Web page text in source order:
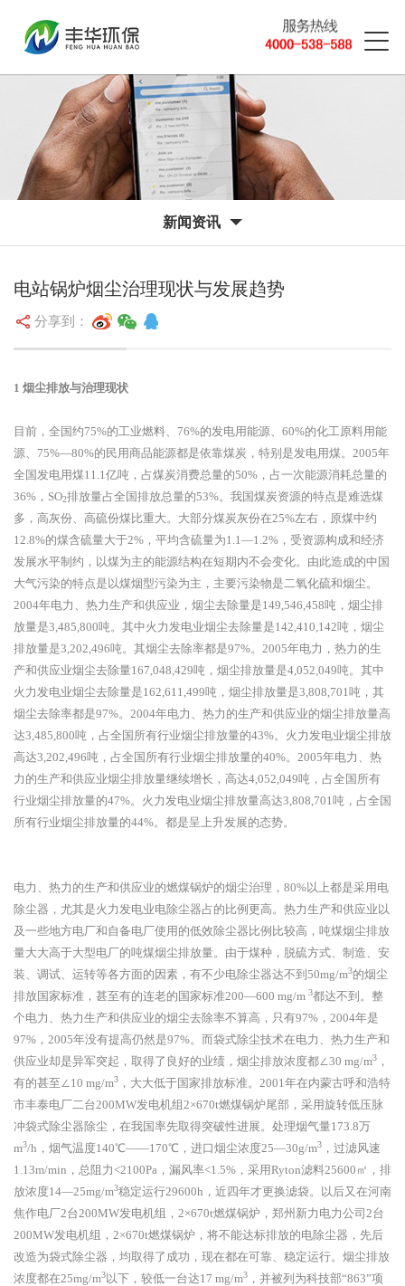
新闻资讯
电站锅炉烟尘治理现状与发展趋势
分享到：
1 烟尘排放与治理现状
目前，全国约75%的工业燃料、76%的发电用能源、60%的化工原料用能
源、75%—80%的民用商品能源都是依靠煤炭，特别是发电用煤。2005年
全国发电用煤11.1亿吨，占煤炭消费总量的50%，占一次能源消耗总量的
36%，SO2排放量占全国排放总量的53%。我国煤炭资源的特点是难选煤
多，高灰份、高硫份煤比重大。大部分煤炭灰份在25%左右，原煤中约
12.8%的煤含硫量大于2%，平均含硫量为1.1—1.2%，受资源构成和经济
发展水平制约，以煤为主的能源结构在短期内不会变化。由此造成的中国
大气污染的特点是以煤烟型污染为主，主要污染物是二氧化硫和烟尘。
2004年电力、热力生产和供应业，烟尘去除量是149,546,458吨，烟尘排
放量是3,485,800吨。其中火力发电业烟尘去除量是142,410,142吨，烟尘
排放量是3,202,496吨。其烟尘去除率都是97%。2005年电力，热力的生
产和供应业烟尘去除量167,048,429吨，烟尘排放量是4,052,049吨。其中
火力发电业烟尘去除量是162,611,499吨，烟尘排放量是3,808,701吨，其
烟尘去除率都是97%。2004年电力、热力的生产和供应业的烟尘排放量高
达3,485,800吨，占全国所有行业烟尘排放量的43%。火力发电业烟尘排放
高达3,202,496吨，占全国所有行业烟尘排放量的40%。2005年电力、热
力的生产和供应业烟尘排放量继续增长，高达4,052,049吨，占全国所有
行业烟尘排放量的47%。火力发电业烟尘排放量高达3,808,701吨，占全国
所有行业烟尘排放量的44%。都是呈上升发展的态势。
电力、热力的生产和供应业的燃煤锅炉的烟尘治理， 80%以上都是采用电
除尘器，尤其是火力发电业电除尘器占的比例更高。热力生产和供应业以
及一些地方电厂和自备电厂使用的低效除尘器比例比较高，吨煤烟尘排放
量大大高于大型电厂的吨煤烟尘排放量。由于煤种，脱硫方式、制造、安
装、调试、运转等各方面的因素，有不少电除尘器达不到50mg/m3的烟尘
排放国家标准，甚至有的连老的国家标准200—600 mg/m 3都达不到。整
个电力、热力生产和供应业的烟尘去除率不算高，只有97%，2004年是
97%，2005年没有提高仍然是97%。而袋式除尘技术在电力、热力生产和
供应业却是异军突起，取得了良好的业绩，烟尘排放浓度都∠30 mg/m3 ，
有的甚至∠10 mg/m3 ，大大低于国家排放标准。2001年在内蒙古呼和浩特
市丰泰电厂二台200MW发电机组2×670t燃煤锅炉尾部，采用旋转低压脉
冲袋式除尘器除尘，在我国率先取得突破性进展。处理烟气量173.8万
m3/h，烟气温度140℃——170℃，进口烟尘浓度25—30g/m3 ，过滤风速
1.13m/min，总阻力<2100Pa，漏风率<1.5%，采用Ryton滤料25600㎡，排
放浓度14—25mg/m3稳定运行29600h，近四年才更换滤袋。以后又在河南
焦作电厂2台200MW发电机组，2×670t燃煤锅炉，郑州新力电力公司2台
200MW发电机组，2×670t燃煤锅炉，将不能达标排放的电除尘器，先后
改造为袋式除尘器，均取得了成功，现在都在可靠、稳定运行。烟尘排放
浓度都在25mg/m3以下，较低一台达17 mg/m3 ，并被列为科技部“863”项